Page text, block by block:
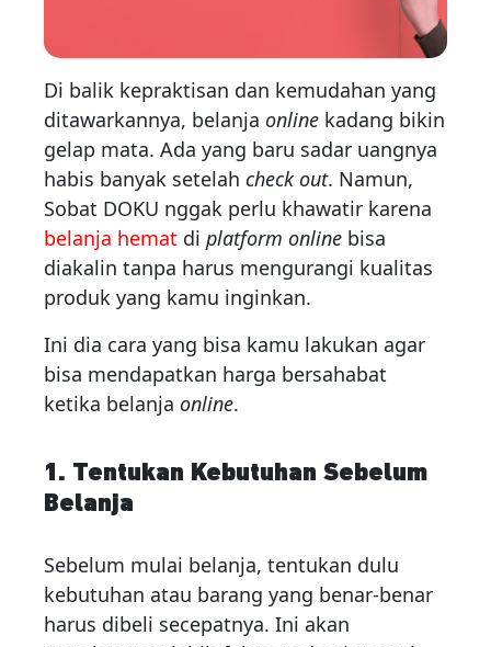
Di balik kepraktisan dan kemudahan yang
ditawarkannya, belanja online kadang bikin
gelap mata. Ada yang baru sadar uangnya
habis banyak setelah check out. Namun,
Sobat DOKU nggak perlu khawatir karena
belanja hemat di platform online bisa
diakalin tanpa harus mengurangi kualitas
produk yang kamu inginkan.
Ini dia cara yang bisa kamu lakukan agar
bisa mendapatkan harga bersahabat
ketika belanja online.
1. Tentukan Kebutuhan Sebelum
Belanja
Sebelum mulai belanja, tentukan dulu
kebutuhan atau barang yang benar-benar
harus dibeli secepatnya. Ini akan